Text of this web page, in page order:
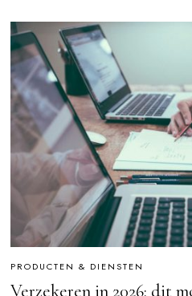
PRODUCTEN & DIENSTEN
Verzekeren in 2026: dit